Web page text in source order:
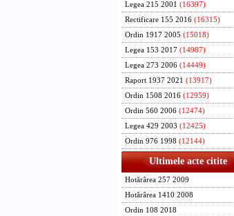
Legea 215 2001 (16397)
Rectificare 155 2016 (16315)
Ordin 1917 2005 (15018)
Legea 153 2017 (14987)
Legea 273 2006 (14449)
Raport 1937 2021 (13917)
Ordin 1508 2016 (12959)
Ordin 560 2006 (12474)
Legea 429 2003 (12425)
Ordin 976 1998 (12144)
Ultimele acte citite
Hotărârea 257 2009
Hotărârea 1410 2008
Ordin 108 2018